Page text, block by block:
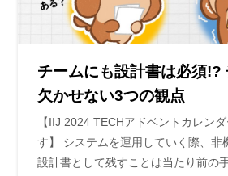
チームにも設計書は必須!?
欠かせない3つの観点
【IIJ 2024 TECHアドベントカレン
す】 システムを運用していく際、非
設計書として残すことは当たり前の